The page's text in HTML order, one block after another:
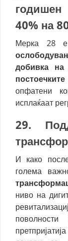
40% на
Мерка 28
добивка
опфатени
исплаќаат
29. П
И како
голема
ниво на